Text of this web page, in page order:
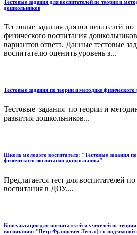
Тестовые задания для воспитателей по теории и
дошкольников
Тестовые задания для воспитателей
физического воспитания
вариантов ответа. Данные тестовые
воспитателю оценить уровень з...
Тестовые задания по теории и методике
Тестовые задания по теории и
развития дошкольников...
Школа молодого воспитателя: "Тестовые задания по
физического воспитания дошкольника"
Предлагается тест для воспитателей
воспитания в ДОУ....
Консультация для воспитателей и учителей по
воспитания: "Петр Францевич Лесгафт о подвижной